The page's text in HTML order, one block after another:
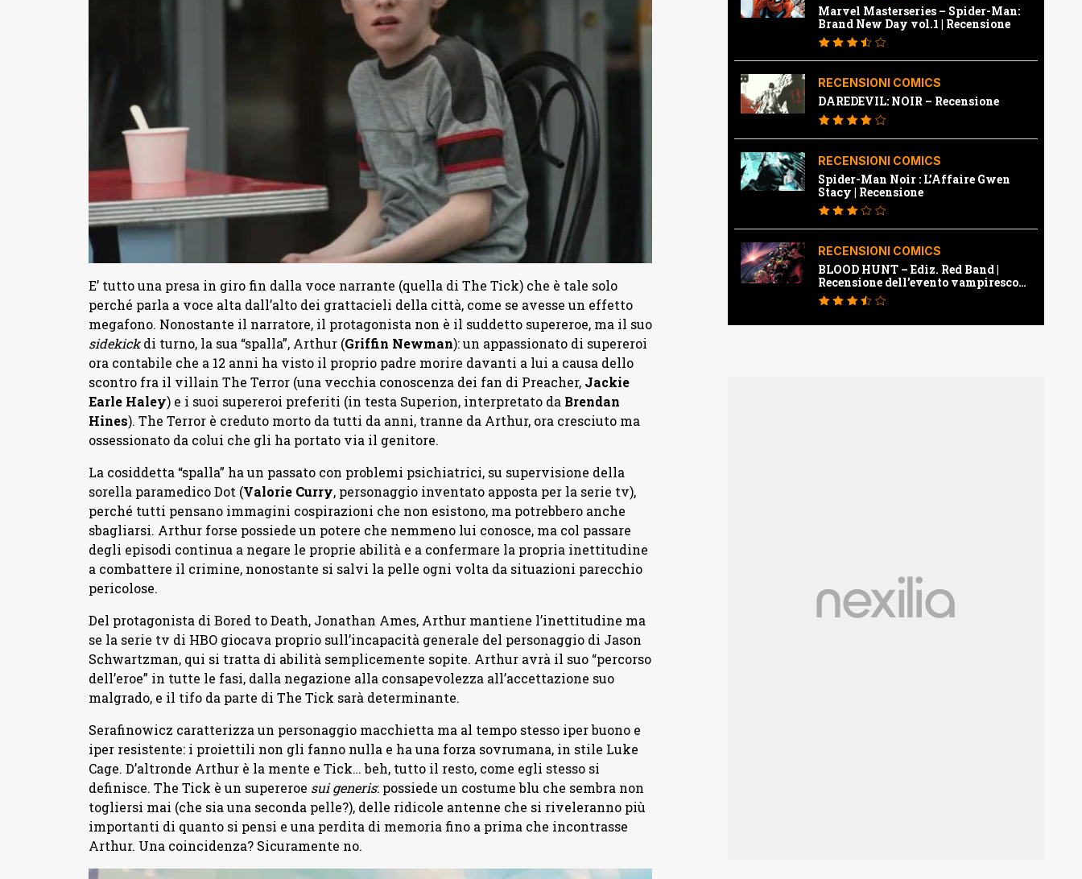
E’ tutto una presa in giro fin dalla voce narrante (quella di The Tick) che è tale solo
perché parla a voce alta dall’alto dei grattacieli della città, come se avesse un effetto
megafono. Nonostante il narratore, il protagonista non è il suddetto supereroe, ma il suo
sidekickdi turno, la sua “spalla”, Arthur (Griffin Newman): un appassionato di supereroi
ora contabile che a 12 anni ha visto il proprio padre morire davanti a lui a causa dello
scontro fra il villain The Terror (una vecchia conoscenza dei fan di Preacher, Jackie
Earle Haley) e i suoi supereroi preferiti (in testa Superion, interpretato da Brendan
Hines). The Terror è creduto morto da tutti da anni, tranne da Arthur, ora cresciuto ma
ossessionato da colui che gli ha portato via il genitore.
La cosiddetta “spalla” ha un passato con problemi psichiatrici, su supervisione della
sorella paramedico Dot (Valorie Curry, personaggio inventato apposta per la serie tv),
perché tutti pensano immagini cospirazioni che non esistono, ma potrebbero anche
sbagliarsi. Arthur forse possiede un potere che nemmeno lui conosce, ma col passare
degli episodi continua a negare le proprie abilità e a confermare la propria inettitudine
a combattere il crimine, nonostante si salvi la pelle ogni volta da situazioni parecchio
pericolose.
Del protagonista di Bored to Death, Jonathan Ames, Arthur mantiene l’inettitudine ma
se la serie tv di HBO giocava proprio sull’incapacità generale del personaggio di Jason
Schwartzman, qui si tratta di abilità semplicemente sopite. Arthur avrà il suo “percorso
dell’eroe” in tutte le fasi, dalla negazione alla consapevolezza all’accettazione suo
malgrado, e il tifo da parte di The Tick sarà determinante.
Serafinowicz caratterizza un personaggio macchietta ma al tempo stesso iper buono e
iper resistente: i proiettili non gli fanno nulla e ha una forza sovrumana, in stile Luke
Cage. D’altronde Arthur è la mente e Tick… beh, tutto il resto, come egli stesso si
definisce. The Tick è un supereroe sui generis: possiede un costume blu che sembra non
togliersi mai (che sia una seconda pelle?), delle ridicole antenne che si riveleranno più
importanti di quanto si pensi e una perdita di memoria fino a prima che incontrasse
Arthur. Una coincidenza? Sicuramente no.
Marvel Masterseries – Spider-Man:
Brand New Day vol.1 | Recensione
RECENSIONI COMICS
DAREDEVIL: NOIR – Recensione
RECENSIONI COMICS
Spider-Man Noir : L’Affaire Gwen
Stacy | Recensione
RECENSIONI COMICS
BLOOD HUNT – Ediz. Red Band |
Recensione dell’evento vampiresco
della Marvel